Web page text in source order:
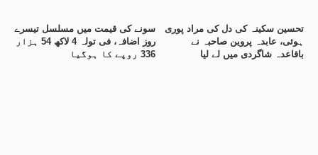
سونے کی قیمت میں مسلسل تیسرے
روز اضافہ، فی تولہ 4 لاکھ 54 ہزار
336 روپے کا ہوگیا
تحسین سکینہ کی دل کی مراد پوری
ہوئی، عابدہ پروین صاحبہ نے
باقاعدہ شاگردی میں لے لیا